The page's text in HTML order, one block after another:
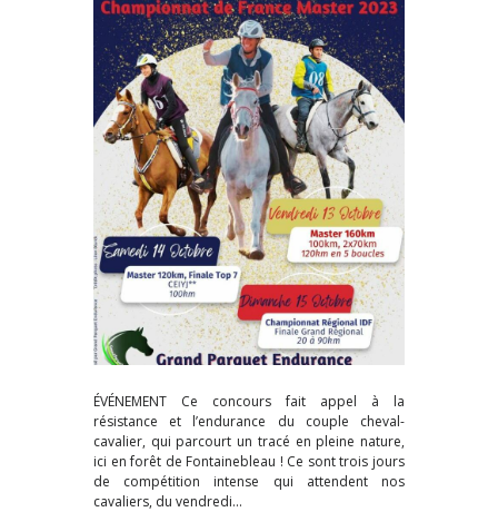
ÉVÉNEMENT Ce concours fait appel à la
résistance et l’endurance du couple cheval-
cavalier, qui parcourt un tracé en pleine nature,
ici en forêt de Fontainebleau ! Ce sont trois jours
de compétition intense qui attendent nos
cavaliers, du vendredi...